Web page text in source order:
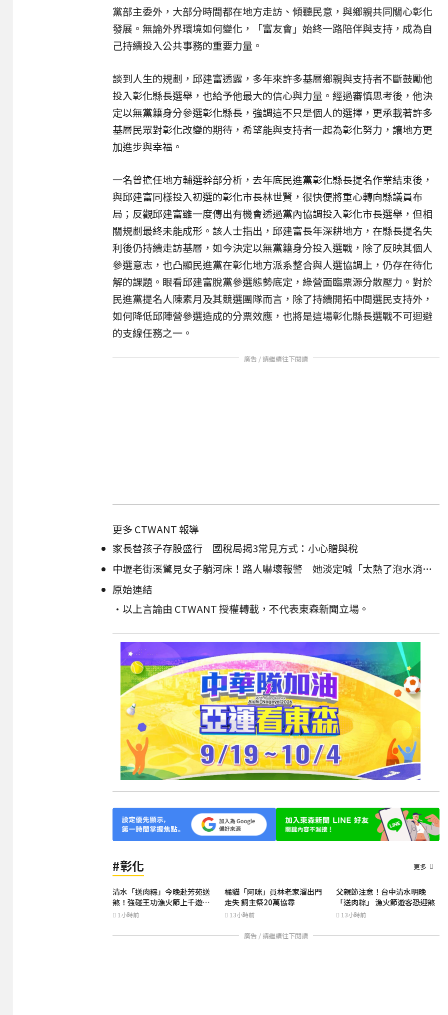
黨部主委外，大部分時間都在地方走訪、傾聽民意，與鄉親共同關心彰化
發展。無論外界環境如何變化，「富友會」始終一路陪伴與支持，成為自
己持續投入公共事務的重要力量。
談到人生的規劃，邱建富透露，多年來許多基層鄉親與支持者不斷鼓勵他
投入彰化縣長選舉，也給予他最大的信心與力量。經過審慎思考後，他決
定以無黨籍身分參選彰化縣長，強調這不只是個人的選擇，更承載著許多
基層民眾對彰化改變的期待，希望能與支持者一起為彰化努力，讓地方更
加進步與幸福。
一名曾擔任地方輔選幹部分析，去年底民進黨彰化縣長提名作業結束後，
與邱建富同樣投入初選的彰化市長林世賢，很快便將重心轉向縣議員布
局；反觀邱建富雖一度傳出有機會透過黨內協調投入彰化市長選舉，但相
關規劃最終未能成形。該人士指出，邱建富長年深耕地方，在縣長提名失
利後仍持續走訪基層，如今決定以無黨籍身分投入選戰，除了反映其個人
參選意志，也凸顯民進黨在彰化地方派系整合與人選協調上，仍存在待化
解的課題。眼看邱建富脫黨參選態勢底定，綠營面臨票源分散壓力。對於
民進黨提名人陳素月及其競選團隊而言，除了持續開拓中間選民支持外，
如何降低邱陣營參選造成的分票效應，也將是這場彰化縣長選戰不可迴避
的支線任務之一。
廣告 / 請繼續往下閱讀
更多 CTWANT 報導
家長替孩子存股盛行 國稅局揭3常見方式：小心贈與稅
中壢老街溪驚見女子躺河床！路人嚇壞報警 她淡定喊「太熱了泡水消暑」
原始連結
•以上言論由 CTWANT 授權轉載，不代表東森新聞立場。
#彰化 更多
清水「送肉粽」今晚赴芳苑送
煞！強碰王功漁火節上千遊客
喪家回應了
1小時前
橘貓「阿咪」員林老家溜出門
走失 飼主祭20萬協尋
13小時前
父親節注意！台中清水明晚
「送肉粽」 漁火節遊客恐迎煞
13小時前
廣告 / 請繼續往下閱讀